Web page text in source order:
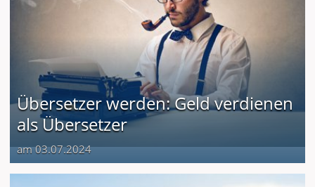
Übersetzer werden: Geld verdienen
als Übersetzer
am 03.07.2024